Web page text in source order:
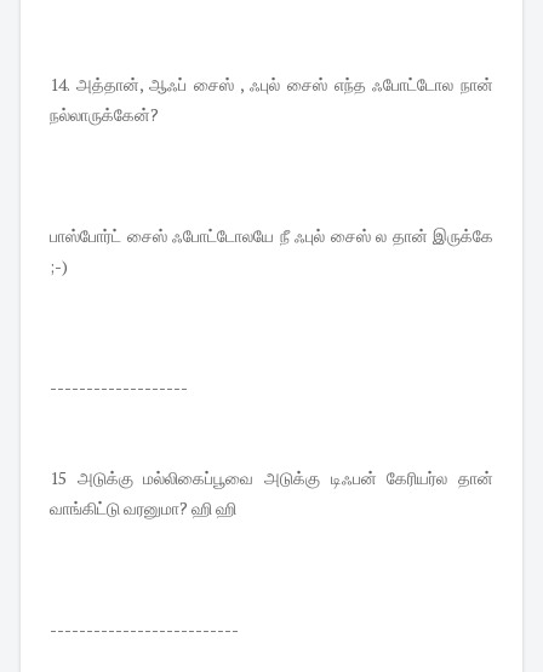
14. அத்தான், ஆஃப் சைஸ் , ஃபுல் சைஸ் எந்த ஃபோட்டோல நான்
நல்லாருக்கேன்?
பாஸ்போர்ட் சைஸ் ஃபோட்டோலயே நீ ஃபுல் சைஸ் ல தான் இருக்கே
;-)
-------------------
15 அடுக்கு மல்லிகைப்பூவை அடுக்கு டிஃபன் கேரியர்ல தான்
வாங்கிட்டு வரனுமா? ஹி ஹி
--------------------------